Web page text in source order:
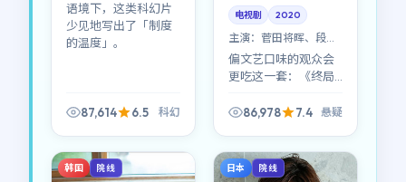
语境下，这类科幻片
少见地写出了「制度
的温度」。
87,614 6.5 科幻
电视剧 2020
主演： 菅田将晖、段奕
宏 等
偏文艺口味的观众会
更吃这一套：《终局
白多，但韩国特有的
旧相册。
86,978 7.4 悬疑
韩国 院线 日本 院线